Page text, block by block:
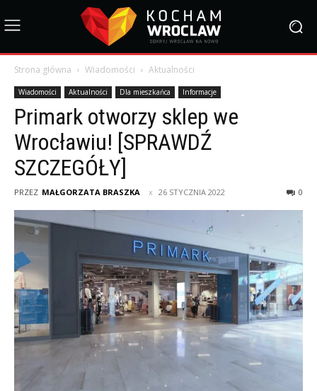
Strona główna Wiadomości Aktualności
Wiadomości Aktualności Dla mieszkańca Informacje
Primark otworzy sklep we
Wrocławiu! [SPRAWDŹ
SZCZEGÓŁY]
PRZEZ MAŁGORZATA BRASZKA 26 STYCZNIA 2022 0